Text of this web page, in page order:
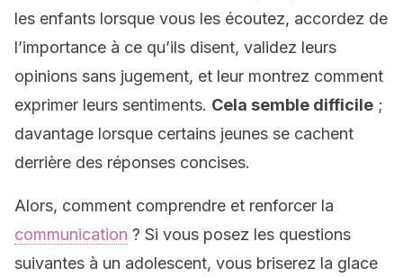
les enfants lorsque vous les écoutez, accordez de
l’importance à ce qu’ils disent, validez leurs
opinions sans jugement, et leur montrez comment
exprimer leurs sentiments. Cela semble difficile ;
davantage lorsque certains jeunes se cachent
derrière des réponses concises.
Alors, comment comprendre et renforcer la
communication ? Si vous posez les questions
suivantes à un adolescent, vous briserez la glace